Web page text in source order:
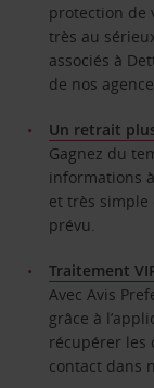
protection de
très au
associés à
de nos
Un retrait
Gagnez du
informations
et très simple
prévu.
Traitement
Avec Avis
grâce à
récupérer les
contact dans